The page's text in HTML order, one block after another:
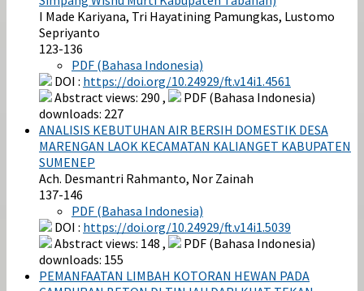
I Made Kariyana, Tri Hayatining Pamungkas, Lustomo
Sepriyanto
123-136
PDF (Bahasa Indonesia)
DOI : https://doi.org/10.24929/ft.v14i1.4561
Abstract views: 290 ,
PDF (Bahasa Indonesia)
downloads: 227
ANALISIS KEBUTUHAN AIR BERSIH DOMESTIK DESA
MARENGAN LAOK KECAMATAN KALIANGET KABUPATEN
SUMENEP
Ach. Desmantri Rahmanto, Nor Zainah
137-146
PDF (Bahasa Indonesia)
DOI : https://doi.org/10.24929/ft.v14i1.5039
Abstract views: 148 ,
PDF (Bahasa Indonesia)
downloads: 155
PEMANFAATAN LIMBAH KOTORAN HEWAN PADA